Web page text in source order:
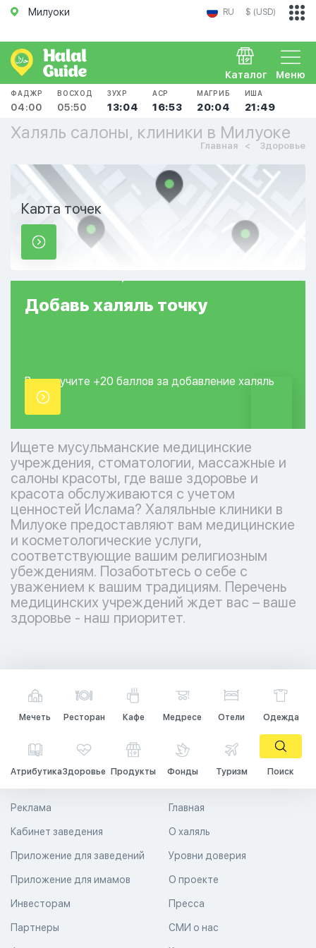
Милуоки RU $ (USD)
Меню
Каталог
ФАДЖР
04:00
ВОСХОД
05:50
ЗУХР
13:04
АСР
16:53
МАГРИБ
20:04
ИША
21:49
Халяль салоны, клиники в Милуоке
Главная Здоровье
Карта точек
Добавь халяль точку
Вы получите +20 баллов за добавление халяль
точки.
Ищете мусульманские медицинские
учреждения, стоматологии, массажные и
салоны красоты, где ваше здоровье и
красота обслуживаются с учетом
ценностей Ислама? Халяльные клиники в
Милуоке предоставляют вам медицинские
и косметологические услуги,
соответствующие вашим религиозным
убеждениям. Позаботьтесь о себе с
уважением к вашим традициям. Перечень
медицинских учреждений ждет вас – ваше
здоровье - наш приоритет.
Мечеть Ресторан Кафе Медресе Отели Одежда
АтрибутикаЗдоровье Продукты Фонды Туризм Поиск
Главная
О халяль
Уровни доверия
Реклама
Кабинет заведения
Приложение для заведений
Приложение для имамов О проекте
Пресса
СМИ о нас
Инвесторам
Партнеры